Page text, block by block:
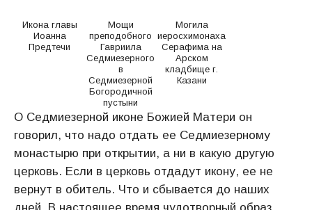
Икона главы
Иоанна
Предтечи
Мощи
преподобного
Гавриила
Седмиезерного
в
Седмиезерной
Богородичной
пустыни
Могила
иеросхимонаха
Серафима на
Арском
кладбище г.
Казани
О Седмиезерной иконе Божией Матери он
говорил, что надо отдать ее Седмиезерному
монастырю при открытии, а ни в какую другую
церковь. Если в церковь отдадут икону, ее не
вернут в обитель. Что и сбывается до наших
дней. В настоящее время чудотворный образ